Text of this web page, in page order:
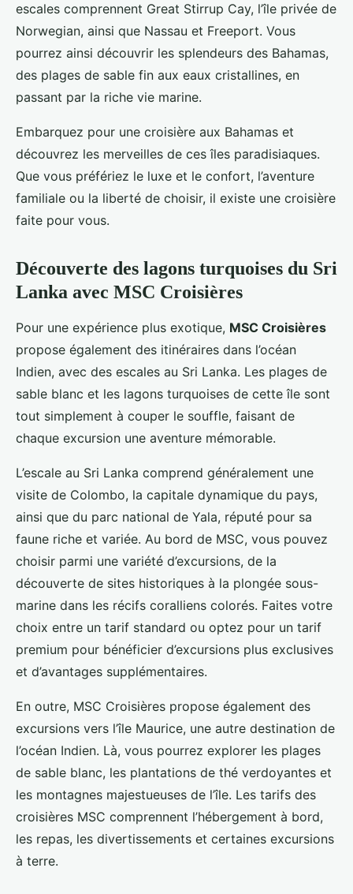
escales comprennent Great Stirrup Cay, l’île privée de
Norwegian, ainsi que Nassau et Freeport. Vous
pourrez ainsi découvrir les splendeurs des Bahamas,
des plages de sable fin aux eaux cristallines, en
passant par la riche vie marine.
Embarquez pour une croisière aux Bahamas et
découvrez les merveilles de ces îles paradisiaques.
Que vous préfériez le luxe et le confort, l’aventure
familiale ou la liberté de choisir, il existe une croisière
faite pour vous.
Découverte des lagons turquoises du Sri
Lanka avec MSC Croisières
Pour une expérience plus exotique, MSC Croisières
propose également des itinéraires dans l’océan
Indien, avec des escales au Sri Lanka. Les plages de
sable blanc et les lagons turquoises de cette île sont
tout simplement à couper le souffle, faisant de
chaque excursion une aventure mémorable.
L’escale au Sri Lanka comprend généralement une
visite de Colombo, la capitale dynamique du pays,
ainsi que du parc national de Yala, réputé pour sa
faune riche et variée. Au bord de MSC, vous pouvez
choisir parmi une variété d’excursions, de la
découverte de sites historiques à la plongée sous-
marine dans les récifs coralliens colorés. Faites votre
choix entre un tarif standard ou optez pour un tarif
premium pour bénéficier d’excursions plus exclusives
et d’avantages supplémentaires.
En outre, MSC Croisières propose également des
excursions vers l’île Maurice, une autre destination de
l’océan Indien. Là, vous pourrez explorer les plages
de sable blanc, les plantations de thé verdoyantes et
les montagnes majestueuses de l’île. Les tarifs des
croisières MSC comprennent l’hébergement à bord,
les repas, les divertissements et certaines excursions
à terre.